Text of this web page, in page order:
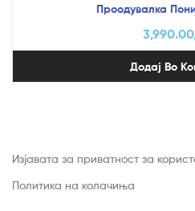
Проодувалка
3,990.00
Додај Во
Изјавата за приватност за
Политика на колачиња